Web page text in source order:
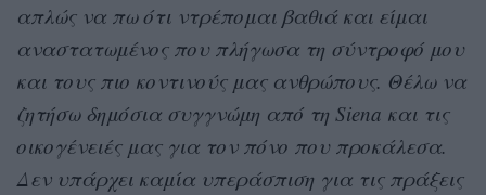
απλώς να πω ότι ντρέπομαι βαθιά και είμαι
αναστατωμένος που πλήγωσα τη σύντροφό μου
και τους πιο κοντινούς μας ανθρώπους. Θέλω να
ζητήσω δημόσια συγγνώμη από τη Siena και τις
οικογένειές μας για τον πόνο που προκάλεσα.
Δεν υπάρχει καμία υπεράσπιση για τις πράξεις